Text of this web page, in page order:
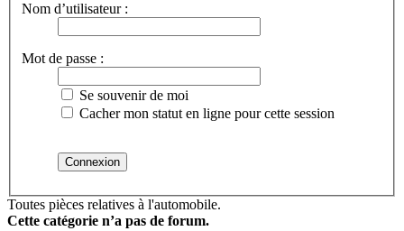
Nom d’utilisateur :
Mot de passe :
Se souvenir de moi
Cacher mon statut en ligne pour cette session
Toutes pièces relatives à l'automobile.
Cette catégorie n’a pas de forum.